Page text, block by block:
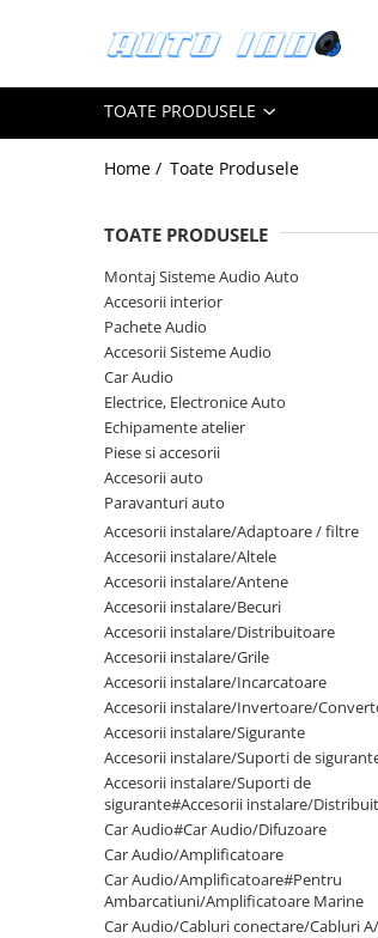
Accesorii interior
Covorase cauciuc auto dedicate
Huse scaun auto dedicate
Odorizant Auto
Plase portbagaj
Tavite portbagaj auto
Pachete Audio
Accesorii Sisteme Audio
Cupla carkit
Cupla radio aftermarket
Cupla radio OEM
Inele boxe auto
Rame radio 1DIN
Rame radio 2DIN
Amplificatoare
CD Playere Auto
Conectori Difuzoare
Difuzoare, boxe auto coaxiale
Difuzoare-Sisteme / Componente
TOATE PRODUSELE
Home / Toate Produsele
TOATE PRODUSELE
Montaj Sisteme Audio Auto
Accesorii interior
Pachete Audio
Accesorii Sisteme Audio
Car Audio
Electrice, Electronice Auto
Echipamente atelier
Piese si accesorii
Accesorii auto
Paravanturi auto
Accesorii instalare/Adaptoare / filtre
Accesorii instalare/Altele
Accesorii instalare/Antene
Accesorii instalare/Becuri
Accesorii instalare/Distribuitoare
Accesorii instalare/Grile
Accesorii instalare/Incarcatoare
Accesorii instalare/Invertoare/
Accesorii instalare/Sigurante
Accesorii instalare/Suporti de
Accesorii instalare/Suporti de
sigurante#Accesorii instalare/
Car Audio#Car Audio/Difuzoare
Car Audio/Amplificatoare
Car Audio/Amplificatoare#Pentru
Ambarcatiuni/Amplificatoare Marine
Car Audio/Cabluri conectare/Cabluri